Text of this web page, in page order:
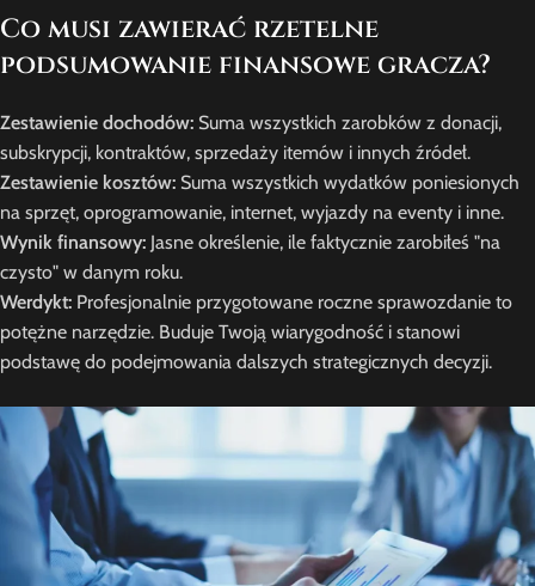
Co musi zawierać rzetelne
podsumowanie finansowe gracza?
Zestawienie dochodów: Suma wszystkich zarobków z donacji,
subskrypcji, kontraktów, sprzedaży itemów i innych źródeł.
Zestawienie kosztów: Suma wszystkich wydatków poniesionych
na sprzęt, oprogramowanie, internet, wyjazdy na eventy i inne.
Wynik finansowy: Jasne określenie, ile faktycznie zarobiłeś "na
czysto" w danym roku.
Werdykt: Profesjonalnie przygotowane roczne sprawozdanie to
potężne narzędzie. Buduje Twoją wiarygodność i stanowi
podstawę do podejmowania dalszych strategicznych decyzji.